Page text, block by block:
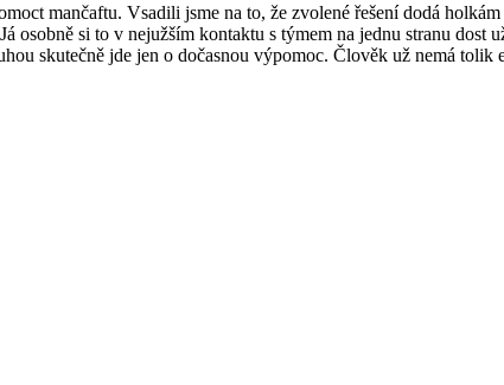
mančaftu. Vsadili jsme na to, že zvolené řešení dodá
osobně si to v nejužším kontaktu s týmem na jednu stranu
skutečně jde jen o dočasnou výpomoc. Člověk už nemá